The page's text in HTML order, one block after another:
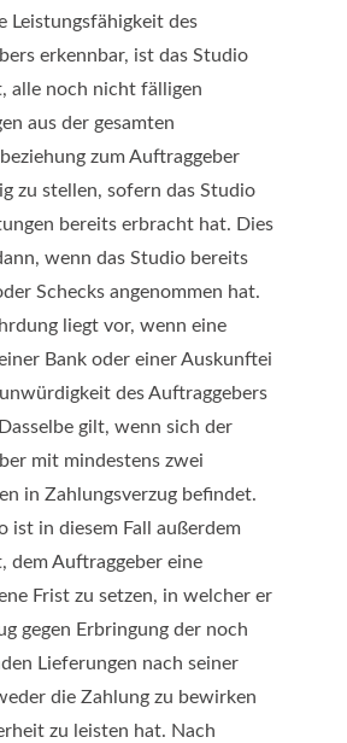
Leistungsfähigkeit des
erkennbar, ist das Studio
alle noch nicht fälligen
aus der gesamten
zum Auftraggeber
zu stellen, sofern das Studio
bereits erbracht hat. Dies
wenn das Studio bereits
Schecks angenommen hat.
liegt vor, wenn eine
Bank oder einer Auskunftei
des Auftraggebers
gilt, wenn sich der
mit mindestens zwei
in Zahlungsverzug befindet.
ist in diesem Fall außerdem
dem Auftraggeber eine
Frist zu setzen, in welcher er
gegen Erbringung der noch
Lieferungen nach seiner
die Zahlung zu bewirken
zu leisten hat. Nach